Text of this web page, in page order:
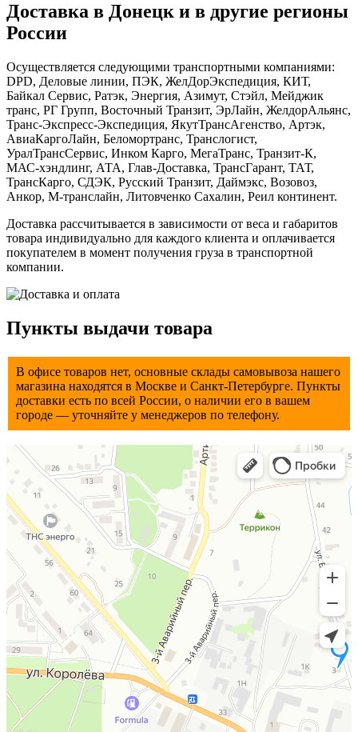
Доставка в Донецк и в другие регионы
России
Осуществляется следующими транспортными компаниями:
DPD, Деловые линии, ПЭК, ЖелДорЭкспедиция, КИТ,
Байкал Сервис, Ратэк, Энергия, Азимут, Стэйл, Мейджик
транс, РГ Групп, Восточный Транзит, ЭрЛайн, ЖелдорАльянс,
Транс-Экспресс-Экспедиция, ЯкутТрансАгенство, Артэк,
АвиаКаргоЛайн, Беломортранс, Транслогист,
УралТрансСервис, Инком Карго, МегаТранс, Транзит-К,
МАС-хэндлинг, АТА, Глав-Доставка, ТрансГарант, ТАТ,
ТрансКарго, СДЭК, Русский Транзит, Даймэкс, Возовоз,
Анкор, М-транслайн, Литовченко Сахалин, Реил континент.
Доставка рассчитывается в зависимости от веса и габаритов
товара индивидуально для каждого клиента и оплачивается
покупателем в момент получения груза в транспортной
компании.
Пункты выдачи товара
В офисе товаров нет, основные склады самовывоза нашего
магазина находятся в Мocкве и Санкт-Петербурге. Пункты
доставки есть по всей России, о наличии его в вашем
городе — уточняйте у менеджеров по телефону.